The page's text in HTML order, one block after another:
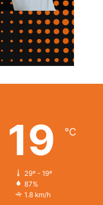
19 ℃
29º - 19º
87%
1.8 km/h